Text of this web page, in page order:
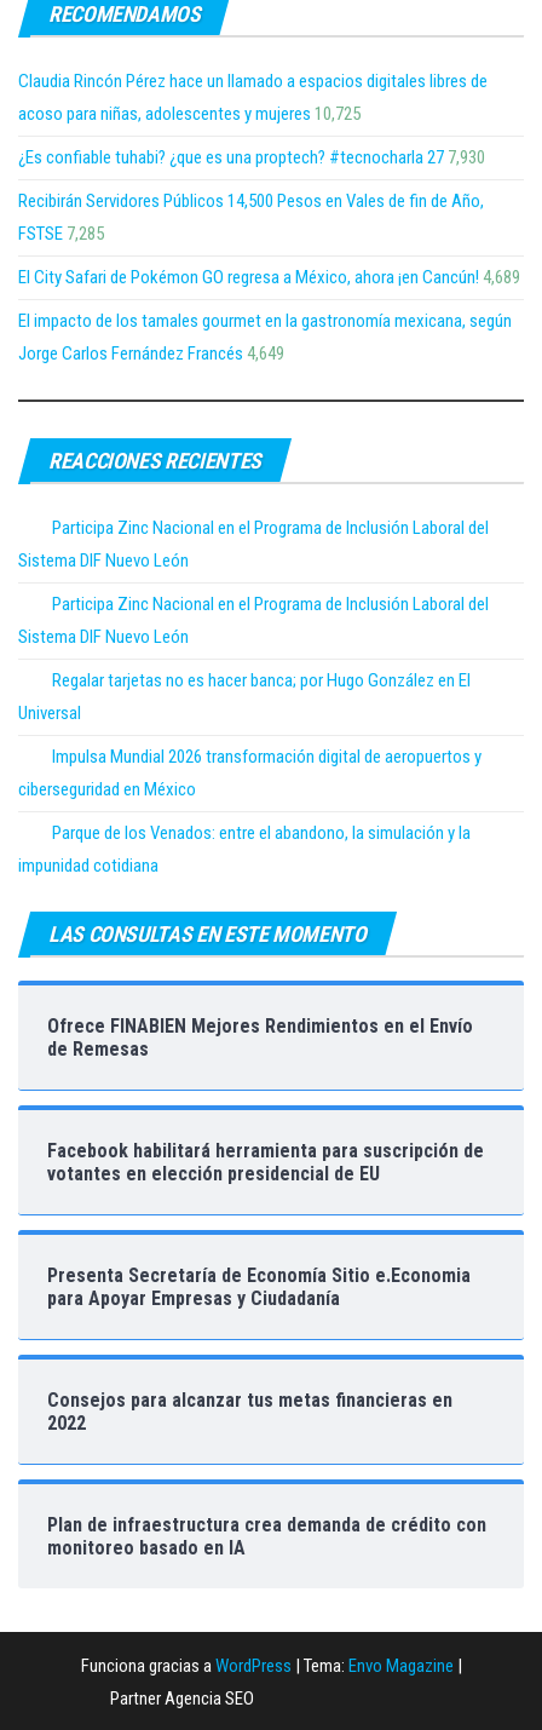
RECOMENDAMOS
Claudia Rincón Pérez hace un llamado a espacios digitales libres de
acoso para niñas, adolescentes y mujeres 10,725
¿Es confiable tuhabi? ¿que es una proptech? #tecnocharla 27 7,930
Recibirán Servidores Públicos 14,500 Pesos en Vales de fin de Año,
FSTSE 7,285
El City Safari de Pokémon GO regresa a México, ahora ¡en Cancún! 4,689
El impacto de los tamales gourmet en la gastronomía mexicana, según
Jorge Carlos Fernández Francés 4,649
REACCIONES RECIENTES
Participa Zinc Nacional en el Programa de Inclusión Laboral del
Sistema DIF Nuevo León
Participa Zinc Nacional en el Programa de Inclusión Laboral del
Sistema DIF Nuevo León
Regalar tarjetas no es hacer banca; por Hugo González en El
Universal
Impulsa Mundial 2026 transformación digital de aeropuertos y
ciberseguridad en México
Parque de los Venados: entre el abandono, la simulación y la
impunidad cotidiana
LAS CONSULTAS EN ESTE MOMENTO
Ofrece FINABIEN Mejores Rendimientos en el Envío
de Remesas
Facebook habilitará herramienta para suscripción de
votantes en elección presidencial de EU
Presenta Secretaría de Economía Sitio e.Economia
para Apoyar Empresas y Ciudadanía
Consejos para alcanzar tus metas financieras en
2022
Plan de infraestructura crea demanda de crédito con
monitoreo basado en IA
Funciona gracias aWordPress Tema: Envo Magazine
Partner Agencia SEO